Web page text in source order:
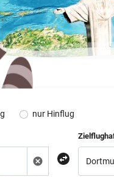
nur Hinflug